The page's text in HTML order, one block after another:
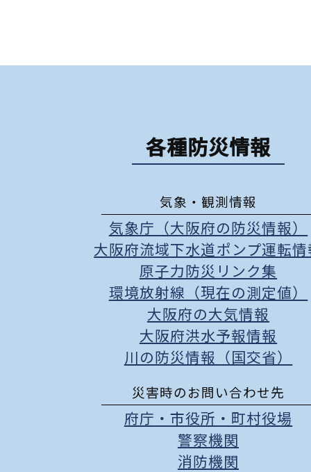
各種防災情報
気象・観測情報
気象庁（大阪府の防災情報）
大阪府流域下水道ポンプ運転情
原子力防災リンク集
環境放射線（現在の測定値）
大阪府の大気情報
大阪府洪水予報情報
川の防災情報（国交省）
災害時のお問い合わせ先
府庁 ・ 市役所 ・ 町村役場
警察機関
消防機関